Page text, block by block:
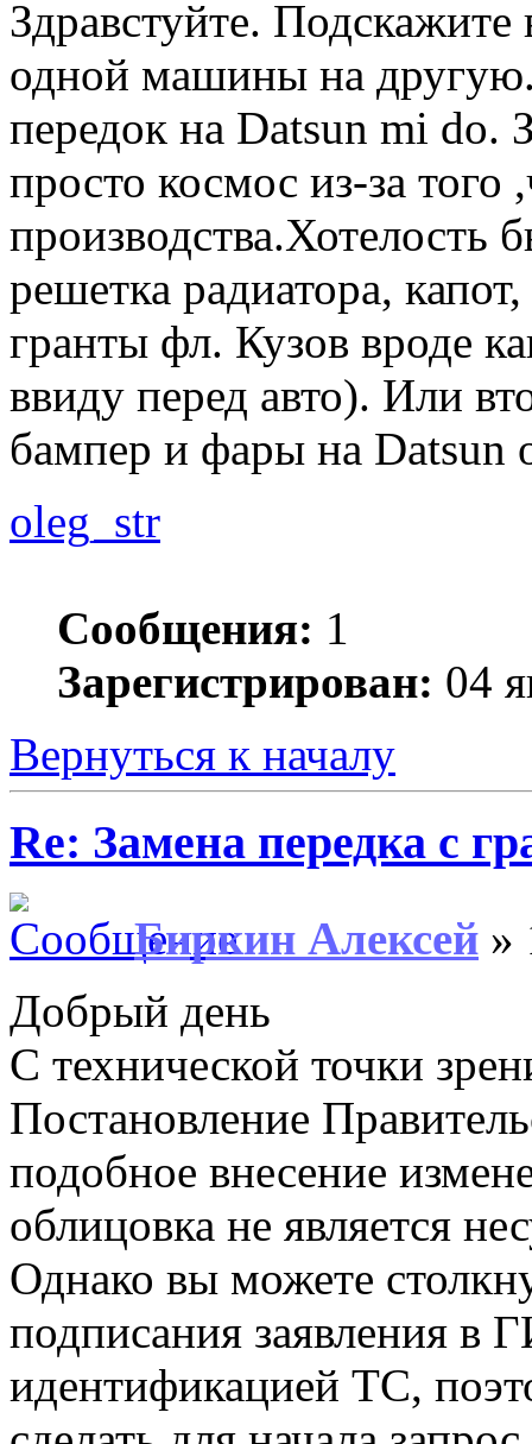
Здравстуйте.
одной машины на
передок на Datsun mi do.
просто космос из-за того
производства.Хотелость
решетка радиатора,
гранты фл. Кузов вроде
ввиду перед авто). Или
бампер и фары на Datsun
oleg_str
Сообщения: 1
Зарегистрирован: 04
Вернуться к началу
Re: Замена передка с
Биркин Алексей »
Добрый день
С технической точки
Постановление
подобное внесение
облицовка не является
Однако вы можете
подписания заявления в
идентификацией ТС,